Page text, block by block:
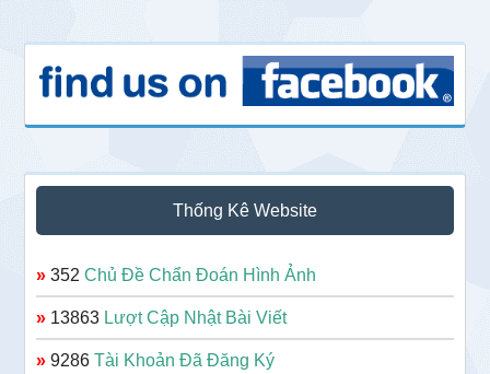
Thống Kê Website
» 352Chủ Đề Chẩn Đoán Hình Ảnh
» 13863 Lượt Cập Nhật Bài Viết
» 9286Tài Khoản Đã Đăng Ký